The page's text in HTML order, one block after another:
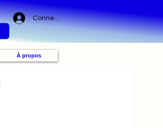
Connexion
À propos